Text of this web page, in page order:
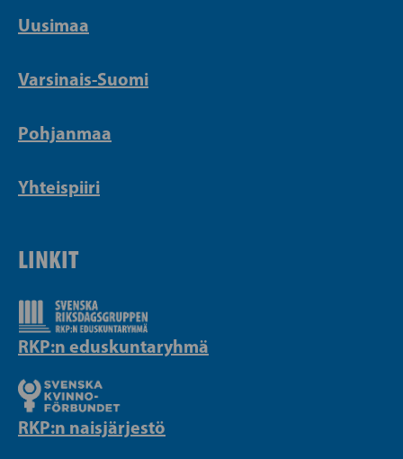
Uusimaa
Varsinais-Suomi
Pohjanmaa
Yhteispiiri
LINKIT
RKP:n eduskuntaryhmä
RKP:n naisjärjestö